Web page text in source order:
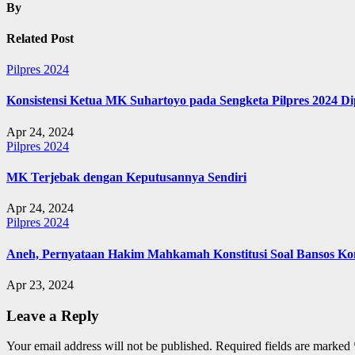
By
Related Post
Pilpres 2024
Konsistensi Ketua MK Suhartoyo pada Sengketa Pilpres 2024
Apr 24, 2024
Pilpres 2024
MK Terjebak dengan Keputusannya Sendiri
Apr 24, 2024
Pilpres 2024
Aneh, Pernyataan Hakim Mahkamah Konstitusi Soal Bansos
Apr 23, 2024
Leave a Reply
Your email address will not be published. Required fields are marked